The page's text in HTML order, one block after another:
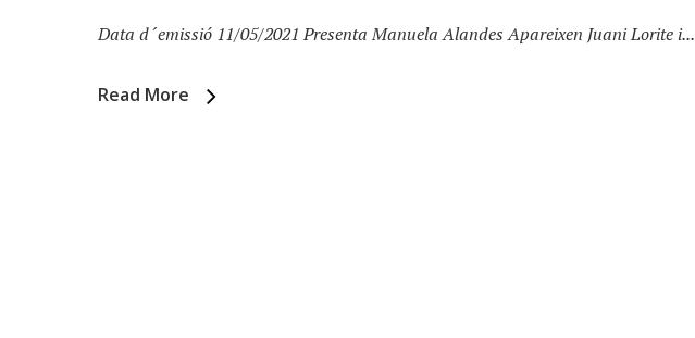
Data d´emissió 11/05/2021 Presenta Manuela Alandes Apareixen Juani Lorite i...
Read More